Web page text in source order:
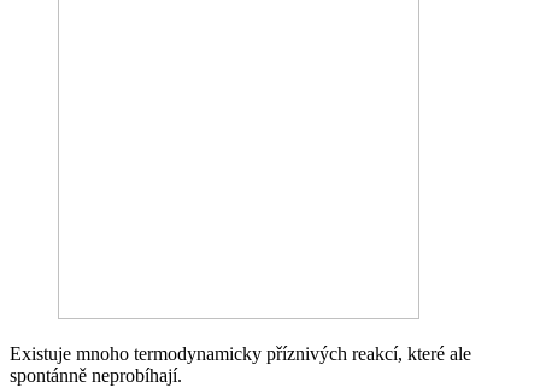
Existuje mnoho termodynamicky příznivých reakcí, které ale
spontánně neprobíhají.